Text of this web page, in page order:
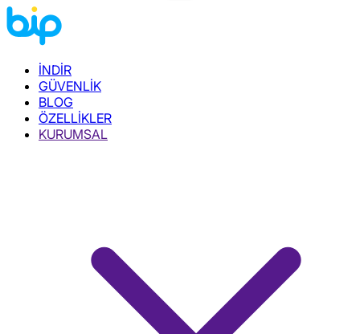
İNDİR
GÜVENLİK
BLOG
ÖZELLİKLER
KURUMSAL